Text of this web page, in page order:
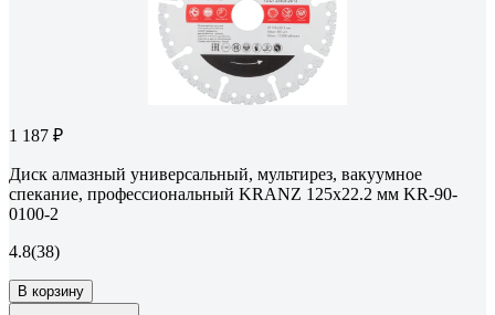
1 187 ₽
Диск алмазный универсальный, мультирез, вакуумное
спекание, профессиональный KRANZ 125x22.2 мм KR-90-
0100-2
4.8(38)
В корзину